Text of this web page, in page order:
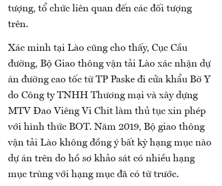
tượng, tổ chức liên quan đến các đối tượng
trên.
Xác minh tại Lào cũng cho thấy, Cục Cầu
đường, Bộ Giao thông vận tải Lào xác nhận dự
án đường cao tốc từ TP Paske đi cửa khẩu Bờ Y
do Công ty TNHH Thương mại và xây dựng
MTV Đao Viêng Vi Chit làm thủ tục xin phép
với hình thức BOT. Năm 2019, Bộ giao thông
vận tải Lào không đồng ý bất kỳ hạng mục nào
dự án trên do hồ sơ khảo sát có nhiều hạng
mục trùng với hạng mục đã có từ trước.